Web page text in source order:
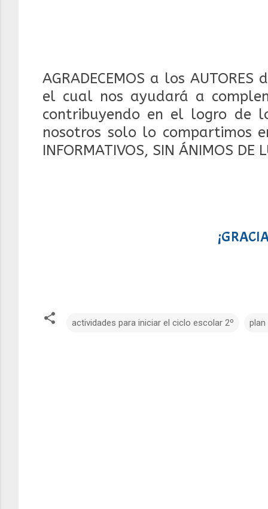
AGRADECEMOS a los AUTORES
el cual nos ayudará a
contribuyendo en el logro de
nosotros solo lo compartimos
INFORMATIVOS, SIN ÁNIMOS DE
actividades para iniciar el ciclo escolar 2º plan